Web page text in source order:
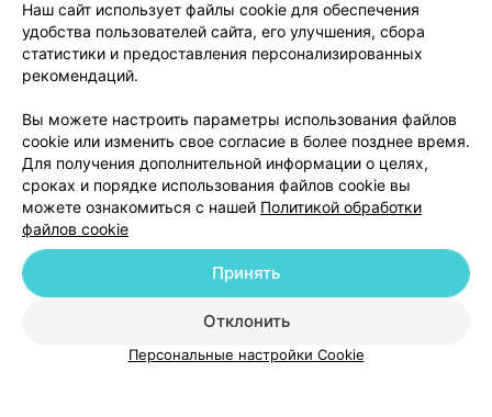
САЛОН
Метелица
Добавить компанию
Наш сайт использует файлы cookie для обеспечения
удобства пользователей сайта, его улучшения, сбора
статистики и предоставления персонализированных
рекомендаций.
Вы можете настроить параметры использования файлов
cookie или изменить свое согласие в более позднее время.
Для получения дополнительной информации о целях,
сроках и порядке использования файлов cookie вы
можете ознакомиться с нашей Политикой обработки
файлов cookie
Отклонить
Принять
Персональные настройки Cookie